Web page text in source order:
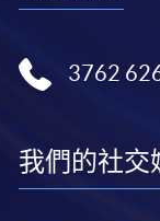
3762
我們的社交